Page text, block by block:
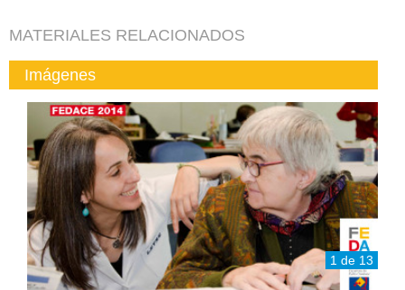
MATERIALES RELACIONADOS
Imágenes
1 de 13